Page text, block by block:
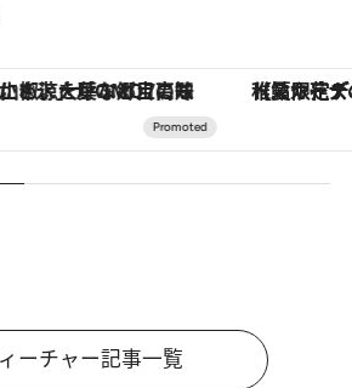
キーニなどをイタリア・トスカーナの郷土料理の手法で満喫！
ーチャー記事一覧